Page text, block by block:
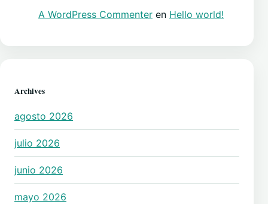
A WordPress Commenter en Hello world!
Archives
agosto 2026
julio 2026
junio 2026
mayo 2026